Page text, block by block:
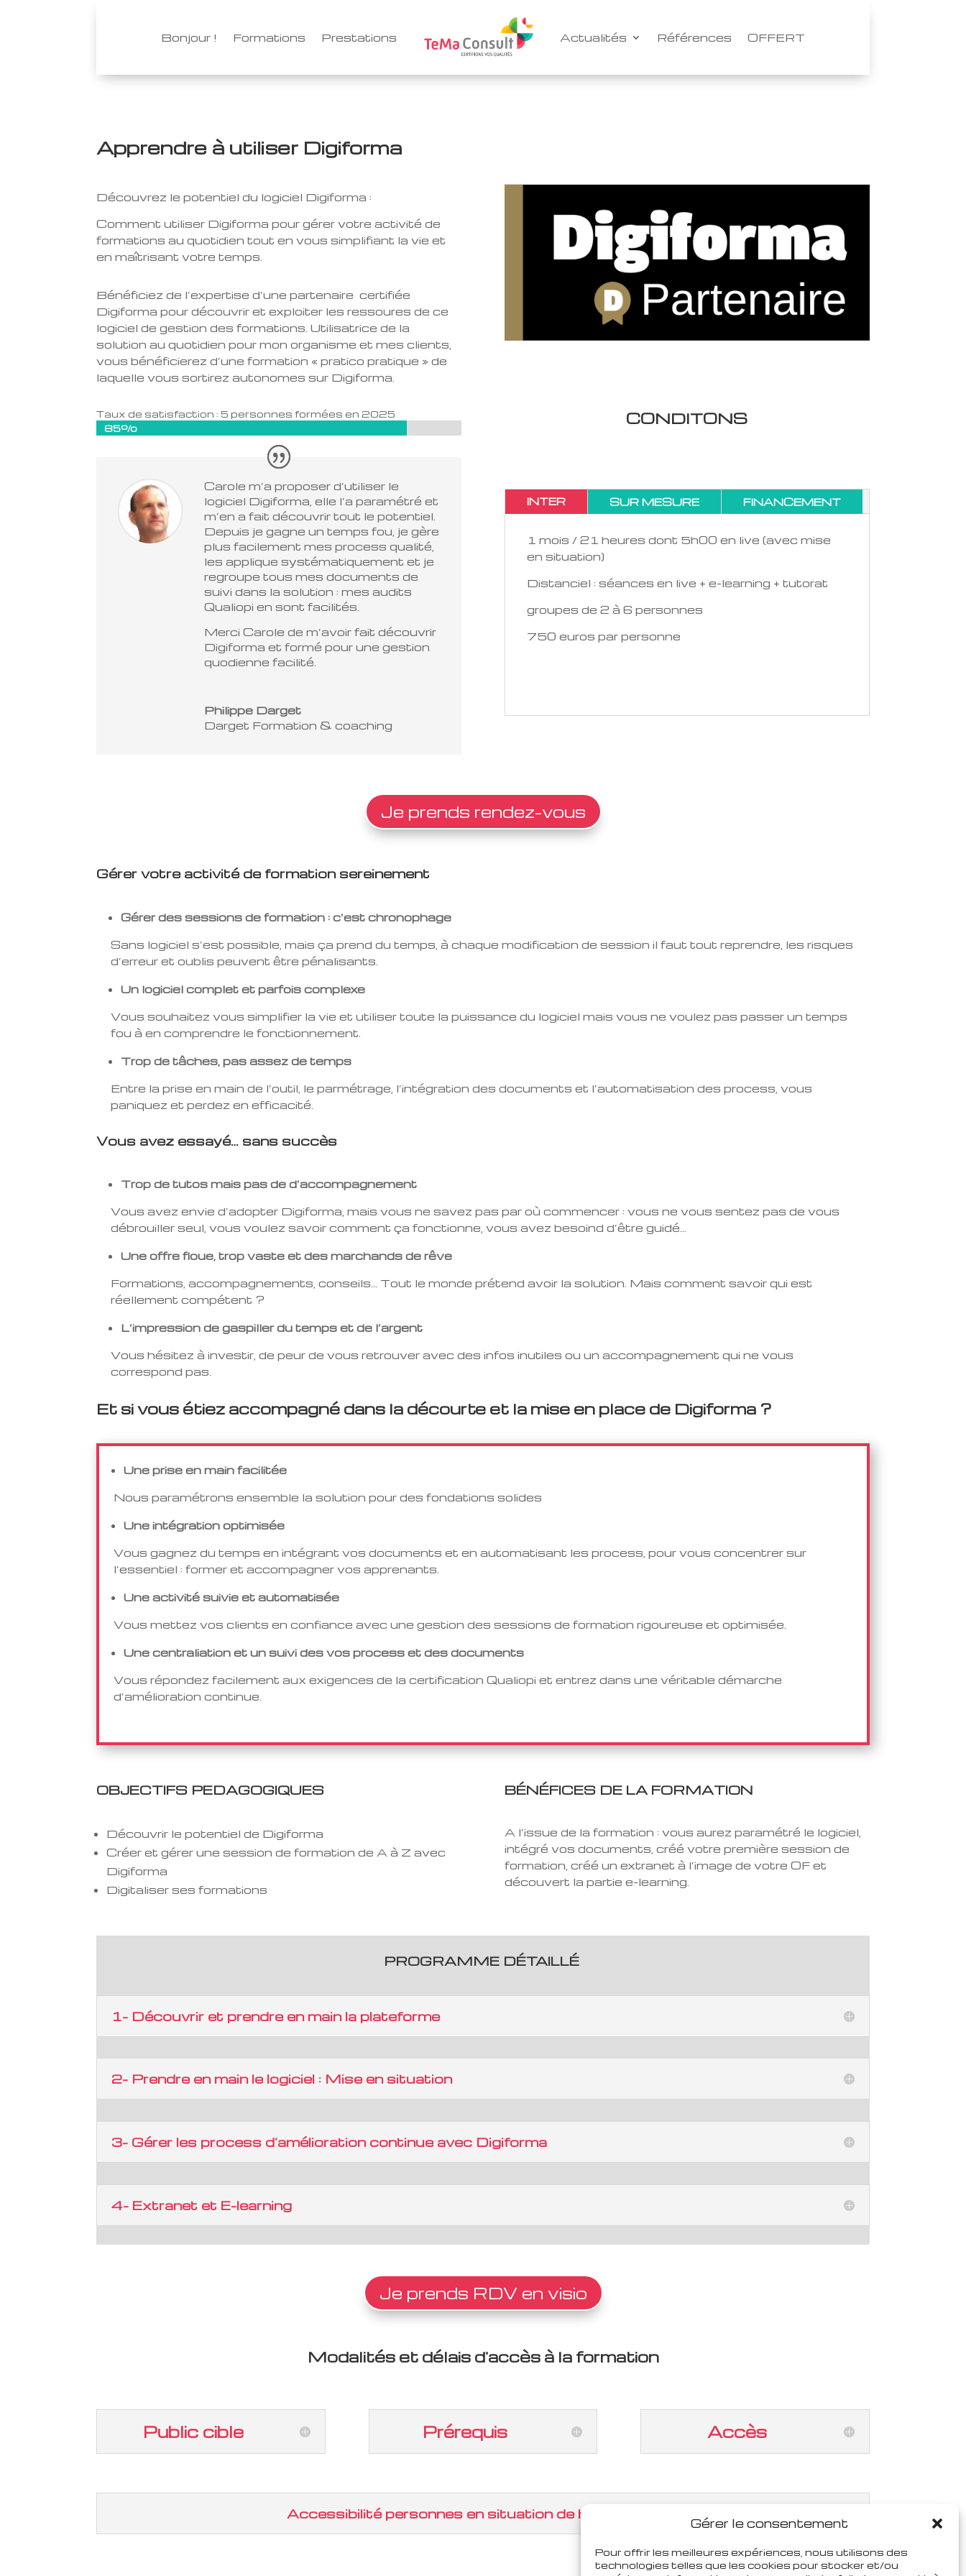
Gérer le consentement
Pour offrir les meilleures expériences, nous utilisons des
technologies telles que les cookies pour stocker et/ou
Bonjour ! Formations Prestations Actualités Références OFFERT
Apprendre à utiliser Digiforma
Découvrez le potentiel du logiciel Digiforma :
Comment utiliser Digiforma pour gérer votre activité de
formations au quotidien tout en vous simplifiant la vie et
en maîtrisant votre temps.
Bénéficiez de l’expertise d’une partenaire certifiée
Digiforma pour découvrir et exploiter les ressoures de ce
logiciel de gestion des formations. Utilisatrice de la
solution au quotidien pour mon organisme et mes clients,
vous bénéficierez d’une formation « pratico pratique » de
laquelle vous sortirez autonomes sur Digiforma.
Taux de satisfaction : 5 personnes formées en 2025
85%
85%
Carole m’a proposer d’utiliser le
logiciel Digiforma, elle l’a paramétré et
m’en a fait découvrir tout le potentiel.
Depuis je gagne un temps fou, je gère
plus facilement mes process qualité,
les applique systématiquement et je
regroupe tous mes documents de
suivi dans la solution : mes audits
Qualiopi en sont facilités.
Merci Carole de m’avoir fait découvrir
Digiforma et formé pour une gestion
quodienne facilité.
Philippe Darget
Darget Formation & coaching
CONDITONS
INTER SUR MESURE FINANCEMENT
1 mois / 21 heures dont 5h00 en live (avec mise
en situation)
Distanciel : séances en live + e-learning + tutorat
groupes de 2 à 6 personnes
750 euros par personne
Je prends rendez-vous
Gérer votre activité de formation sereinement
Gérer des sessions de formation : c’est chronophage
Sans logiciel s’est possible, mais ça prend du temps, à chaque modification de session il faut tout reprendre, les risques
d’erreur et oublis peuvent être pénalisants.
Un logiciel complet et parfois complexe
Vous souhaitez vous simplifier la vie et utiliser toute la puissance du logiciel mais vous ne voulez pas passer un temps
fou à en comprendre le fonctionnement.
Trop de tâches, pas assez de temps
Entre la prise en main de l’outil, le parmétrage, l’intégration des documents et l’automatisation des process, vous
paniquez et perdez en efficacité.
Vous avez essayé… sans succès
Trop de tutos mais pas de d’accompagnement
Vous avez envie d’adopter Digiforma, mais vous ne savez pas par où commencer : vous ne vous sentez pas de vous
débrouiller seul, vous voulez savoir comment ça fonctionne, vous avez besoind d’être guidé…
Une offre floue, trop vaste et des marchands de rêve
Formations, accompagnements, conseils… Tout le monde prétend avoir la solution. Mais comment savoir qui est
réellement compétent ?
L’impression de gaspiller du temps et de l’argent
Vous hésitez à investir, de peur de vous retrouver avec des infos inutiles ou un accompagnement qui ne vous
correspond pas.
Et si vous étiez accompagné dans la décourte et la mise en place de Digiforma ?
Une prise en main facilitée
Nous paramétrons ensemble la solution pour des fondations solides
Une intégration optimisée
Vous gagnez du temps en intégrant vos documents et en automatisant les process, pour vous concentrer sur
l’essentiel : former et accompagner vos apprenants.
Une activité suivie et automatisée
Vous mettez vos clients en confiance avec une gestion des sessions de formation rigoureuse et optimisée.
Une centraliation et un suivi des vos process et des documents
Vous répondez facilement aux exigences de la certification Qualiopi et entrez dans une véritable démarche
d’amélioration continue.
OBJECTIFS PEDAGOGIQUES
Découvrir le potentiel de Digiforma
Créer et gérer une session de formation de A à Z avec
Digiforma
Digitaliser ses formations
BÉNÉFICES DE LA FORMATION
A l’issue de la formation : vous aurez paramétré le logiciel,
intégré vos documents, créé votre première session de
formation, créé un extranet à l’image de votre OF et
découvert la partie e-learning.
PROGRAMME DÉTAILLÉ
1- Découvrir et prendre en main la plateforme
2- Prendre en main le logiciel : Mise en situation
3- Gérer les process d’amélioration continue avec Digiforma
4- Extranet et E-learning
Je prends RDV en visio
Modalités et délais d'accès à la formation
Public cible Prérequis Accès
Accessibilité personnes en situation de handicap